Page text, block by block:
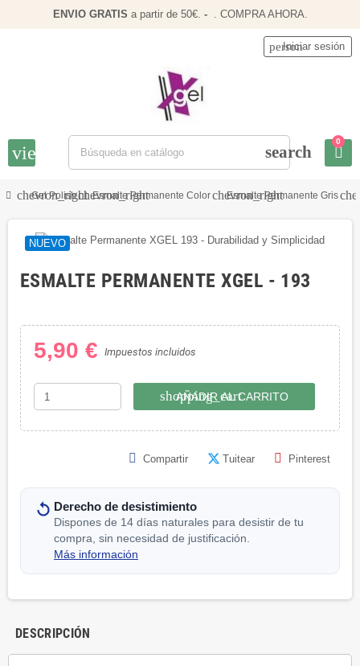
ENVIOGRATIS a partir de 50€. - . COMPRA AHORA.
view_headline search
person
Iniciar sesión
0
chevron_right
Gel Polishchevron_right
Esmalte Permanente Colorchevron_right
Esmalte Permanente Gris
NUEVO
ESMALTE PERMANENTE XGEL - 193
5,90 € Impuestos incluidos
shopping_cart
AÑADIR AL CARRITO
Compartir Tuitear Pinterest
Derecho de desistimiento
Dispones de 14 días naturales para desistir de tu
compra, sin necesidad de justificación.
Más información
DESCRIPCIÓN